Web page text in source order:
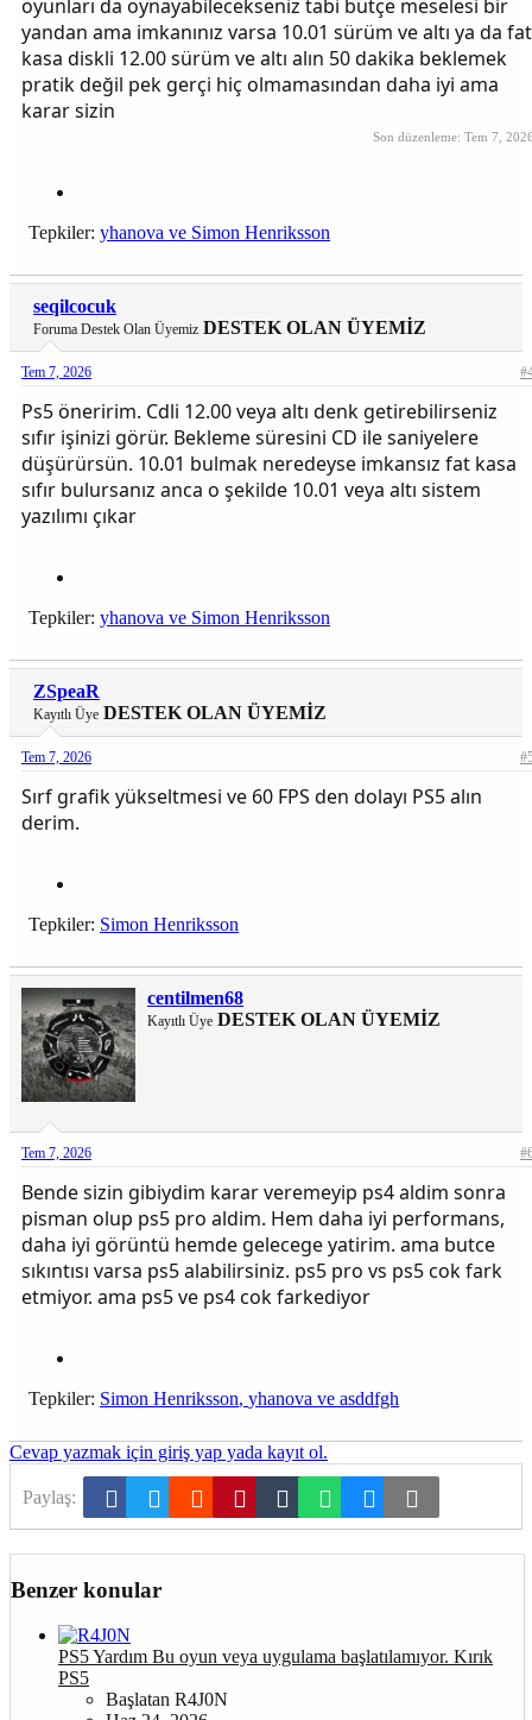
oyunları da oynayabilecekseniz tabi bütçe meselesi bir
yandan ama imkanınız varsa 10.01 sürüm ve altı ya da fat
kasa diskli 12.00 sürüm ve altı alın 50 dakika beklemek
pratik değil pek gerçi hiç olmamasından daha iyi ama
karar sizin
Son düzenleme: Tem 7,
Tepkiler: yhanova ve Simon Henriksson
seqilcocuk
Foruma Destek Olan Üyemiz DESTEK OLAN ÜYEMİZ
Tem 7, 2026
Ps5 öneririm. Cdli 12.00 veya altı denk getirebilirseniz
sıfır işinizi görür. Bekleme süresini CD ile saniyelere
düşürürsün. 10.01 bulmak neredeyse imkansız fat kasa
sıfır bulursanız anca o şekilde 10.01 veya altı sistem
yazılımı çıkar
Tepkiler: yhanova ve Simon Henriksson
ZSpeaR
Kayıtlı Üye DESTEK OLAN ÜYEMİZ
Tem 7, 2026
Sırf grafik yükseltmesi ve 60 FPS den dolayı PS5 alın
derim.
Tepkiler: Simon Henriksson
centilmen68
Kayıtlı Üye DESTEK OLAN ÜYEMİZ
Tem 7, 2026
Bende sizin gibiydim karar veremeyip ps4 aldim sonra
pisman olup ps5 pro aldim. Hem daha iyi performans,
daha iyi görüntü hemde gelecege yatirim. ama butce
sıkıntısı varsa ps5 alabilirsiniz. ps5 pro vs ps5 cok fark
etmiyor. ama ps5 ve ps4 cok farkediyor
Tepkiler: Simon Henriksson, yhanova ve asddfgh
Cevap yazmak için giriş yap yada kayıt ol.
Paylaş: Facebook
Twitter Reddit PinterestTumblr WhatsApp
E-posta
Benzer konular
PS5 Yardım Bu oyun veya uygulama başlatılamıyor. Kırık
PS5
Başlatan R4J0N